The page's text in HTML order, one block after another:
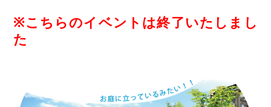
※こちらのイベントは終了いたしまし
た